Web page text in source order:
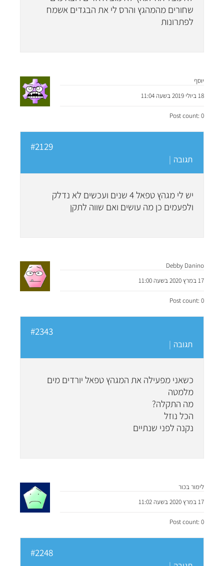
שחורים מהמהגץ והרס לי את הבגדים אשמח
לפתרונות
יוסף
18 ביולי 2019 בשעה 11:04
Post count: 0
#2129
תגובה |
יש לי מגהץ טפאל 4 שנים ועכשים לא נדלק
ולפעמים כן מה עושים ואם שווה לתקן
Debby Danino
17 במרץ 2020 בשעה 11:00
Post count: 0
#2343
תגובה |
כשאני מפעילה את המגהץ טפאל יורדים מים
מלמטה
מה התקלה?
הכל נוזל
נקנה לפני שנתיים
לימור בכור
17 במרץ 2020 בשעה 11:02
Post count: 0
#2248